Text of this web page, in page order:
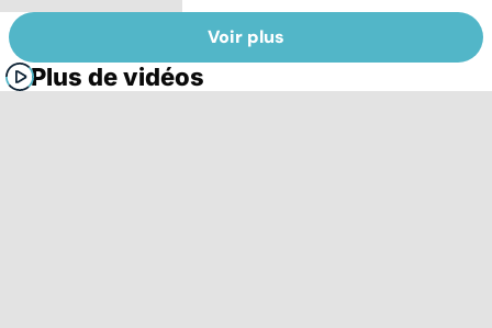
Voir plus
Plus de vidéos